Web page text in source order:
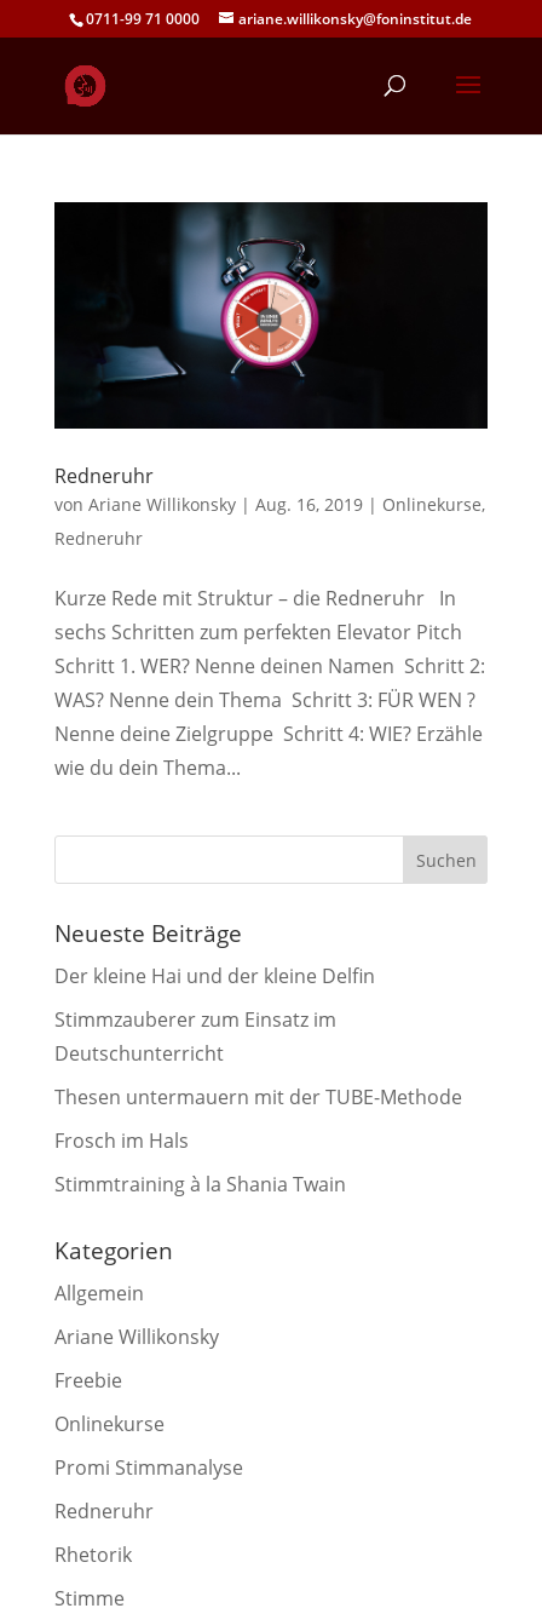
0711-99 71 0000 ariane.willikonsky@foninstitut.de
Redneruhr
von Ariane Willikonsky| Aug. 16, 2019| Onlinekurse,
Redneruhr
Kurze Rede mit Struktur – die Redneruhr In
sechs Schritten zum perfekten Elevator Pitch
Schritt 1. WER? Nenne deinen Namen Schritt 2:
WAS? Nenne dein Thema Schritt 3: FÜR WEN ?
Nenne deine Zielgruppe Schritt 4: WIE? Erzähle
wie du dein Thema...
Neueste Beiträge
Der kleine Hai und der kleine Delfin
Stimmzauberer zum Einsatz im
Deutschunterricht
Thesen untermauern mit der TUBE-Methode
Frosch im Hals
Stimmtraining à la Shania Twain
Kategorien
Allgemein
Ariane Willikonsky
Freebie
Onlinekurse
Promi Stimmanalyse
Redneruhr
Rhetorik
Stimme